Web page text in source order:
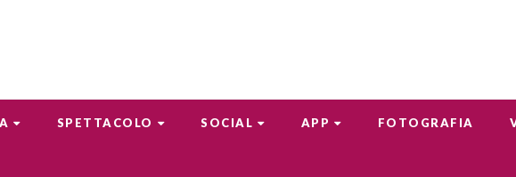
SPETTACOLO SOCIAL APP FOTOGRAFIA